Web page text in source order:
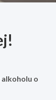
alkoholu o